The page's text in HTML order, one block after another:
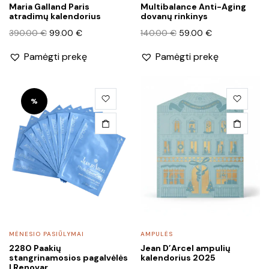
Maria Galland Paris
atradimų kalendorius
390.00€ Original
was:
99.00 €Current
is:
Pamėgti prekę
Multibalance Anti-Aging
dovanų rinkinys
140.00€ Original
was:
59.00 €Current
is:
Pamėgti prekę
%
MĖNESIO PASIŪLYMAI
2280 Paakių
stangrinamosios pagalvėlės
AMPULĖS
Jean D’Arcel ampulių
kalendorius 2025